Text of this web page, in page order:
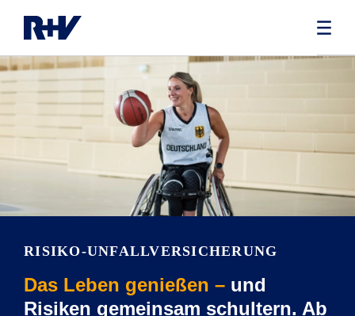
RISIKO-UNFALLVERSICHERUNG
Das Leben genießen – und
Risiken gemeinsam schultern. Ab